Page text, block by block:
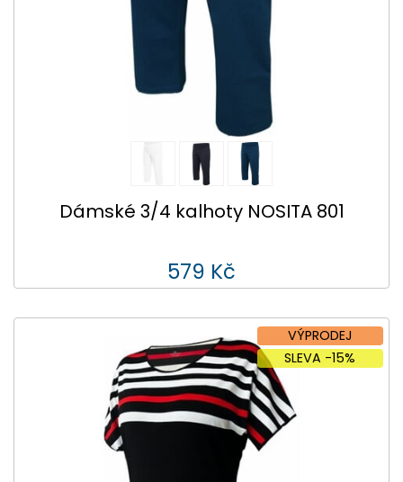
Dámské 3/4 kalhoty NOSITA 801
579 Kč
VÝPRODEJ
SLEVA -15%